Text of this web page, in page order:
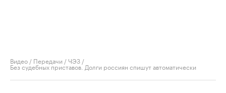
Видео / Передачи /ЧЭЗ /
Без судебных приставов. Долги россиян спишут автоматически